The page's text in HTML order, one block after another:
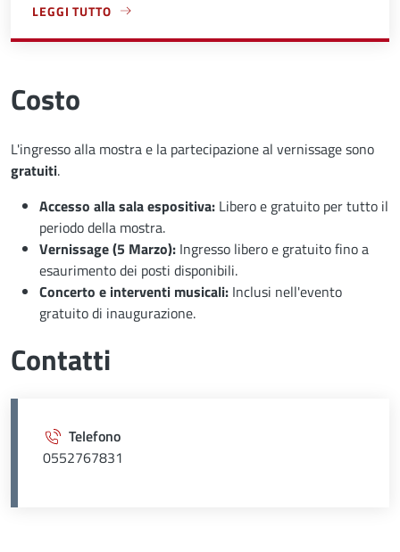
LEGGI TUTTO
A PROPOSITO DI VILLA ARRIVABENE
Costo
L'ingresso alla mostra e la partecipazione al vernissage sono
gratuiti.
Accesso alla sala espositiva: Libero e gratuito per tutto il
periodo della mostra.
Vernissage (5 Marzo): Ingresso libero e gratuito fino a
esaurimento dei posti disponibili.
Concerto e interventi musicali: Inclusi nell'evento
gratuito di inaugurazione.
Contatti
Telefono
0552767831